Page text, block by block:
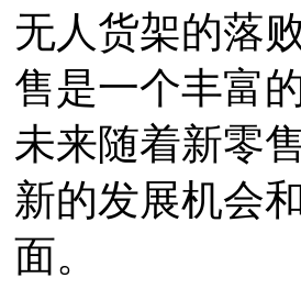
无人货架的落
售是一个丰富
未来随着新零
新的发展机会
面。